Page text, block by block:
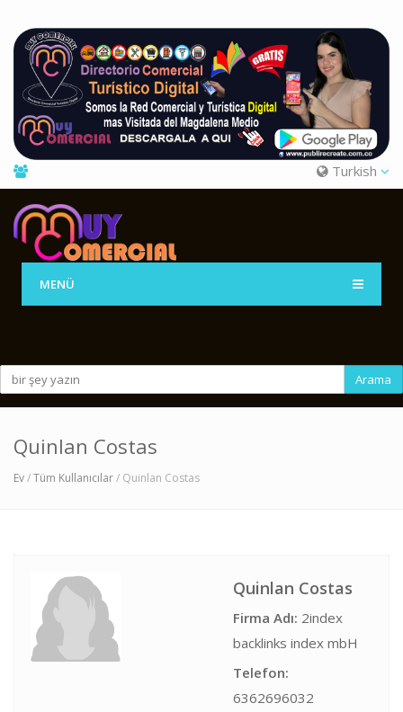
Turkish
MENÜ
Arama
Quinlan Costas
Ev/Tüm Kullanıcılar/ Quinlan Costas
Quinlan Costas
Firma Adı: 2index
backlinks index mbH
Telefon:
6362696032